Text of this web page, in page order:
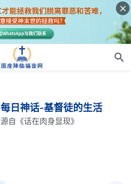
每日神话-基督徒的生活
源自《话在肉身显现》